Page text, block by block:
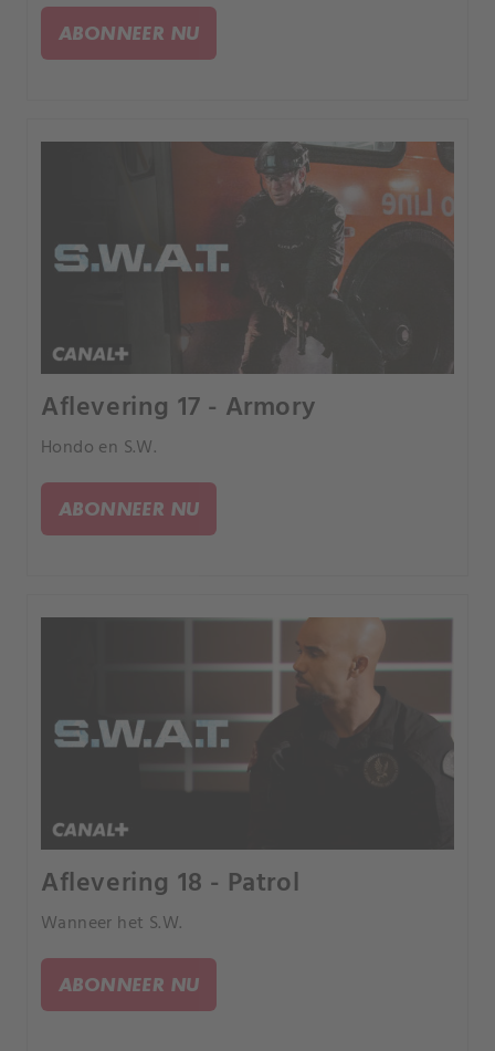
ABONNEER NU
Aflevering 17 - Armory
Hondo en S.W.
ABONNEER NU
Aflevering 18 - Patrol
Wanneer het S.W.
ABONNEER NU